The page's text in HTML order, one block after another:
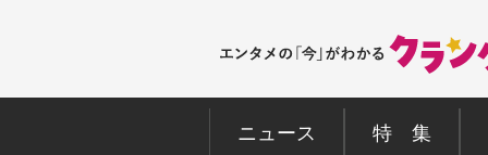
ニュース 特 集